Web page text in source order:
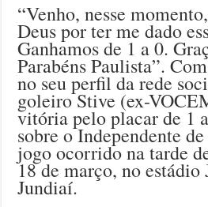
“Venho, nesse
Deus por ter me dado
Ganhamos de 1 a 0.
Parabéns Paulista”.
no seu perfil da rede
goleiro Stive (ex-
vitória pelo placar de 1
sobre o Independente
jogo ocorrido na tarde
18 de março, no
Jundiaí.